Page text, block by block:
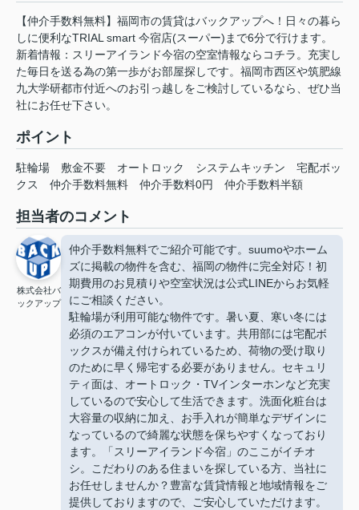
【仲介手数料無料】福岡市の賃貸はバックアップへ！日々の暮ら
しに便利なTRIAL smart 今宿店(スーパー)まで6分で行けます。
新着情報：スリーアイランド今宿の空室情報ならコチラ。充実し
た毎日を送る為の第一歩がお部屋探しです。福岡市西区や筑肥線
九大学研都市付近へのお引っ越しをご検討しているなら、ぜひ当
社にお任せ下さい。
ポイント
駐輪場 敷金不要 オートロック システムキッチン
宅配ボッ
クス
仲介手数料無料 仲介手数料0円 仲介手数料半額
担当者のコメント
株式会社バ
ックアップ
仲介手数料無料でご紹介可能です。suumoやホーム
ズに掲載の物件を含む、福岡の物件に完全対応！初
期費用のお見積りや空室状況は公式LINEからお気軽
にご相談ください。
駐輪場が利用可能な物件です。暑い夏、寒い冬には
必須のエアコンが付いています。共用部には宅配ボ
ックスが備え付けられているため、荷物の受け取り
のために早く帰宅する必要がありません。セキュリ
ティ面は、オートロック・TVインターホンなど充実
しているので安心して生活できます。洗面化粧台は
大容量の収納に加え、お手入れが簡単なデザインに
なっているので綺麗な状態を保ちやすくなっており
ます。「スリーアイランド今宿」のここがイチオ
シ。こだわりのある住まいを探している方、当社に
お任せしませんか？豊富な賃貸情報と地域情報をご
提供しておりますので、ご安心していただけます。